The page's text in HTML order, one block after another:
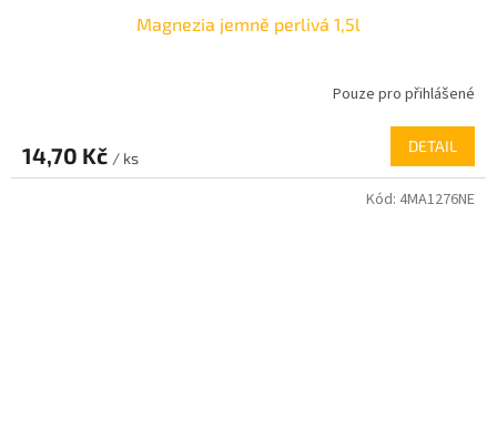
Magnezia jemně perlivá 1,5l
Pouze pro přihlášené
14,70 Kč / ks
DETAIL
Kód: 4MA1276NE